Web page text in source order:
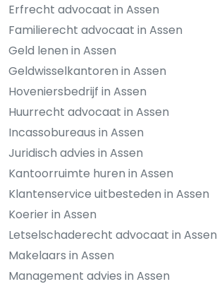
Erfrecht advocaat in Assen
Familierecht advocaat in Assen
Geld lenen in Assen
Geldwisselkantoren in Assen
Hoveniersbedrijf in Assen
Huurrecht advocaat in Assen
Incassobureaus in Assen
Juridisch advies in Assen
Kantoorruimte huren in Assen
Klantenservice uitbesteden in Assen
Koerier in Assen
Letselschaderecht advocaat in Assen
Makelaars in Assen
Management advies in Assen